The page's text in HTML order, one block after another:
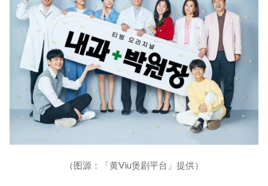
（图源：「黄Viu煲剧平台」提供）